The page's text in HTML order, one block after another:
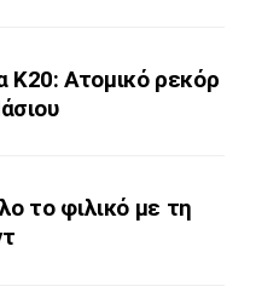
Κ20: Ατομικό ρεκόρ
το φιλικό με τη